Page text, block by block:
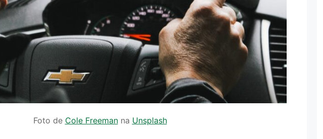
Foto de Cole Freemanna Unsplash